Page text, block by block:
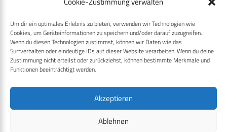
Um dir ein optimales Erlebnis zu bieten, verwenden wir Technologien wie
Cookies, um Geräteinformationen zu speichern und/oder darauf zuzugreifen.
Wenn du diesen Technologien zustimmst, können wir Daten wie das
Surfverhalten oder eindeutige IDs auf dieser Website verarbeiten. Wenn du deine
Zustimmung nicht erteilst oder zurückziehst, können bestimmte Merkmale und
Funktionen beeinträchtigt werden.
Akzeptieren
Ablehnen
RECHTLICHES
Datenschutzerklärung
Cookie-Richtlinie (EU)